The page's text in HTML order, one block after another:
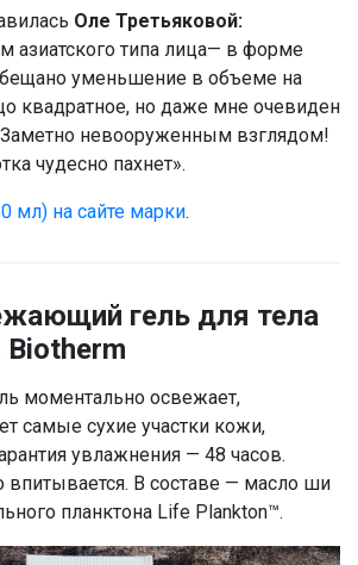
Оле Третьяковой:
азиатского типа лица— в форме
уменьшение в объеме на
квадратное, но даже мне очевиден
невооруженным взглядом!
чудесно пахнет».
мл) на сайте марки.
гель для тела
Biotherm
моментально освежает,
самые сухие участки кожи,
увлажнения — 48 часов.
впитывается. В составе — масло ши
планктона Life Plankton™.